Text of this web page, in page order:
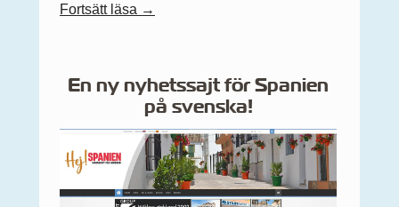
Fortsätt läsa →
En ny nyhetssajt för Spanien
på svenska!